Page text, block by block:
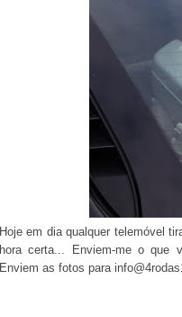
Hoje em dia qualquer telemóvel
hora certa... Enviem-me o que
Enviem as fotos para